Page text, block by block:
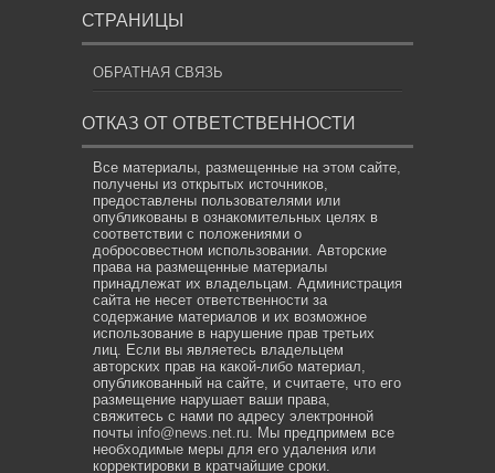
СТРАНИЦЫ
ОБРАТНАЯ СВЯЗЬ
ОТКАЗ ОТ ОТВЕТСТВЕННОСТИ
Все материалы, размещенные на этом сайте,
получены из открытых источников,
предоставлены пользователями или
опубликованы в ознакомительных целях в
соответствии с положениями о
добросовестном использовании. Авторские
права на размещенные материалы
принадлежат их владельцам. Администрация
сайта не несет ответственности за
содержание материалов и их возможное
использование в нарушение прав третьих
лиц. Если вы являетесь владельцем
авторских прав на какой-либо материал,
опубликованный на сайте, и считаете, что его
размещение нарушает ваши права,
свяжитесь с нами по адресу электронной
почты info@news.net.ru. Мы предпримем все
необходимые меры для его удаления или
корректировки в кратчайшие сроки.